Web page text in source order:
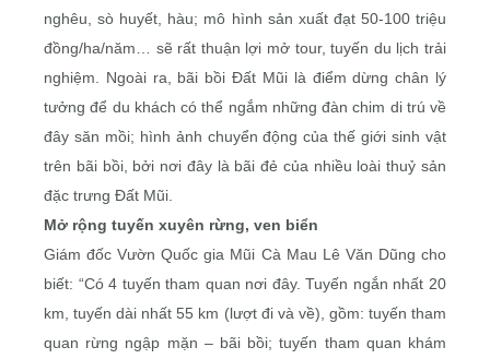
nghêu, sò huyết, hàu; mô hình sản xuất đạt 50-100 triệu
đồng/ha/năm… sẽ rất thuận lợi mở tour, tuyến du lịch trải
nghiệm. Ngoài ra, bãi bồi Ðất Mũi là điểm dừng chân lý
tưởng để du khách có thể ngắm những đàn chim di trú về
đây săn mồi; hình ảnh chuyển động của thế giới sinh vật
trên bãi bồi, bởi nơi đây là bãi đẻ của nhiều loài thuỷ sản
đặc trưng Ðất Mũi.
Mở rộng tuyến xuyên rừng, ven biển
Giám đốc Vườn Quốc gia Mũi Cà Mau Lê Văn Dũng cho
biết: “Có 4 tuyến tham quan nơi đây. Tuyến ngắn nhất 20
km, tuyến dài nhất 55 km (lượt đi và về), gồm: tuyến tham
quan rừng ngập mặn – bãi bồi; tuyến tham quan khám